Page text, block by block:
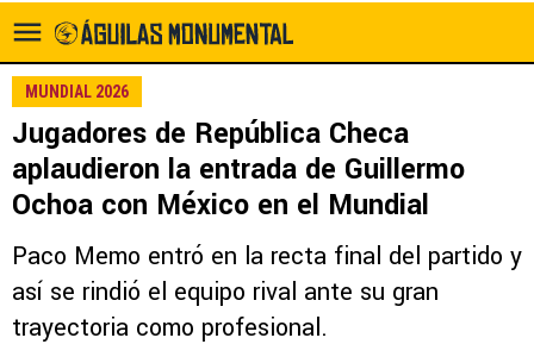
MUNDIAL 2026
Jugadores de República Checa
aplaudieron la entrada de Guillermo
Ochoa con México en el Mundial
Paco Memo entró en la recta final del partido y
así se rindió el equipo rival ante su gran
trayectoria como profesional.